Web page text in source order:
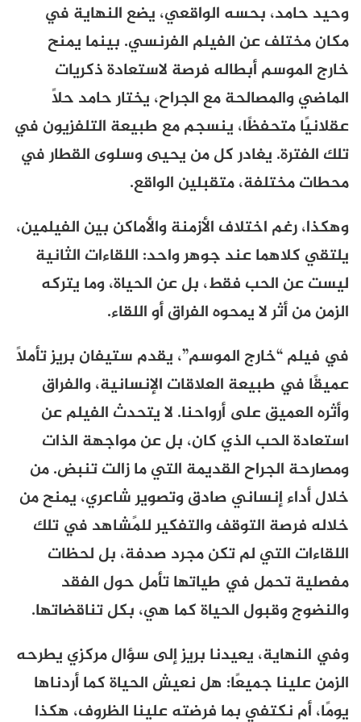
وحيد حامد، بحسه الواقعي، يضع النهاية في
مكان مختلف عن الفيلم الفرنسي. بينما يمنح
خارج الموسم أبطاله فرصة لاستعادة ذكريات
الماضي والمصالحة مع الجراح، يختار حامد حلاً
عقلانيًا متحفظًا، ينسجم مع طبيعة التلفزيون في
تلك الفترة. يغادر كل من يحيى وسلوى القطار في
محطات مختلفة، متقبلين الواقع.
وهكذا، رغم اختلاف الأزمنة والأماكن بين الفيلمين،
يلتقي كلاهما عند جوهر واحد: اللقاءات الثانية
ليست عن الحب فقط، بل عن الحياة، وما يتركه
الزمن من أثر لا يمحوه الفراق أو اللقاء.
في فيلم“خارج الموسم”، يقدم ستيفان بريز تأملًا
عميقًا في طبيعة العلاقات الإنسانية، والفراق
وأثره العميق على أرواحنا. لا يتحدث الفيلم عن
استعادة الحب الذي كان، بل عن مواجهة الذات
ومصارحة الجراح القديمة التي ما زالت تنبض. من
خلال أداء إنساني صادق وتصوير شاعري، يمنح من
خلاله فرصة التوقف والتفكير للمًشاهد في تلك
اللقاءات التي لم تكن مجرد صدفة، بل لحظات
مفصلية تحمل في طياتها تأمل حول الفقد
والنضوج وقبول الحياة كما هي، بكل تناقضاتها.
وفي النهاية، يعيدنا بريز إلى سؤال مركزي يطرحه
الزمن علينا جميعًا: هل نعيش الحياة كما أردناها
يومًا، أم نكتفي بما فرضته علينا الظروف، هكذا